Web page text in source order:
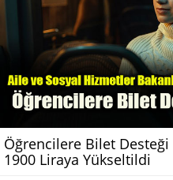
Öğrencilere Bilet
1900 Liraya Yükseltildi